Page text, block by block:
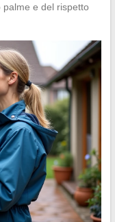
e del rispetto